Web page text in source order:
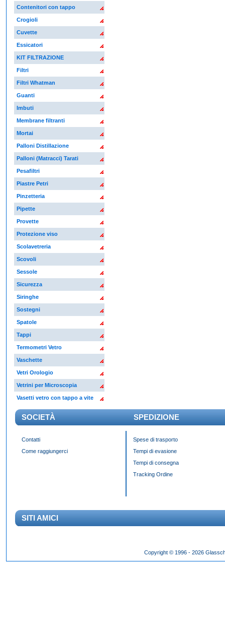
Contenitori con tappo
Crogioli
Cuvette
Essicatori
KIT FILTRAZIONE
Filtri
Filtri Whatman
Guanti
Imbuti
Membrane filtranti
Mortai
Palloni Distillazione
Palloni (Matracci) Tarati
Pesafiltri
Piastre Petri
Pinzetteria
Pipette
Provette
Protezione viso
Scolavetreria
Scovoli
Sessole
Sicurezza
Siringhe
Sostegni
Spatole
Tappi
Termometri Vetro
Vaschette
Vetri Orologio
Vetrini per Microscopia
Vasetti vetro con tappo a vite
SOCIETÀ SPEDIZIONE
Contatti
Come raggiungerci
Spese di trasporto
Tempi di evasione
Tempi di consegna
Tracking Ordine
SITI AMICI
dessen klassisches Erscheinungsbild über
Copyright © 1996 - 2026